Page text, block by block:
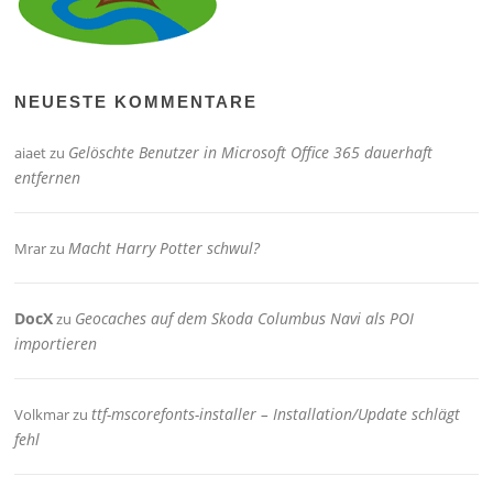
NEUESTE KOMMENTARE
aiaetzu Gelöschte Benutzer in Microsoft Office 365 dauerhaft
entfernen
MrarzuMacht Harry Potter schwul?
DocXzu Geocaches auf dem Skoda Columbus Navi als POI
importieren
Volkmarzuttf-mscorefonts-installer – Installation/Update schlägt
fehl